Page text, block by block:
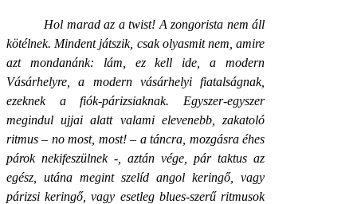
Hol marad az a twist! A zongorista nem áll
kötélnek. Mindent játszik, csak olyasmit nem, amire
azt mondanánk: lám, ez kell ide, a modern
Vásárhelyre, a modern vásárhelyi fiatalságnak,
ezeknek a fiók-párizsiaknak. Egyszer-egyszer
megindul ujjai alatt valami elevenebb, zakatoló
ritmus – no most, most! – a táncra, mozgásra éhes
párok nekifeszülnek -, aztán vége, pár taktus az
egész, utána megint szelíd angol keringő, vagy
párizsi keringő, vagy esetleg blues-szerű ritmusok